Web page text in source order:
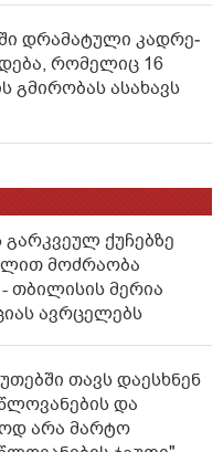
დრა­მა­ტუ­ლი კად­რე­
რომელიც 16
გმირობას ასახავს
ქუჩებზე
მოძრაობა
თბილისის მერია
ავრცელებს
თავს დაესხნენ
და
არა მარტო